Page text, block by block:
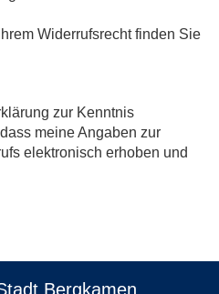
Widerrufsrecht finden Sie
zur Kenntnis
meine Angaben zur
elektronisch erhoben und
Bergkamen